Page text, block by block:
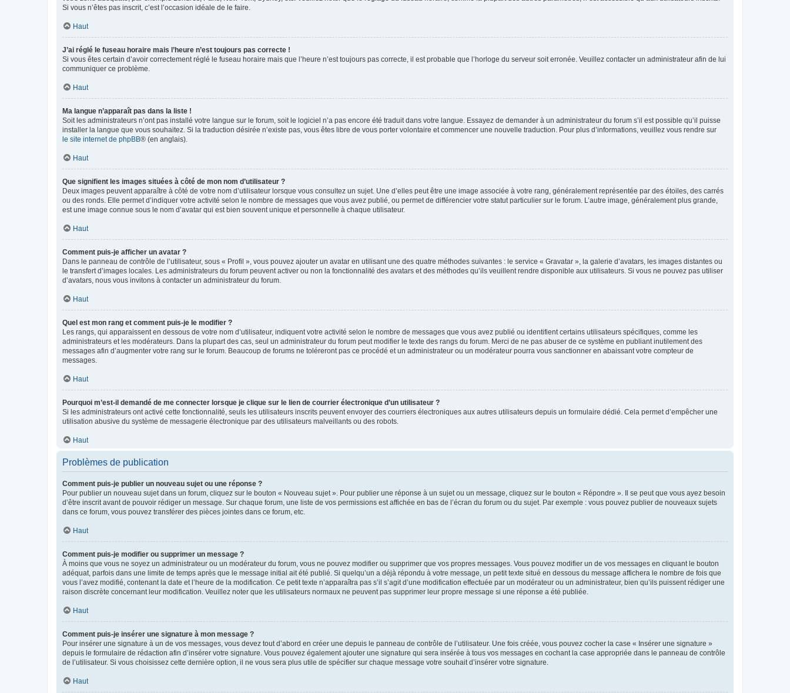
Si vous n’êtes pas inscrit, c’est l’occasion idéale de le faire.
Haut
J’ai réglé le fuseau horaire mais l’heure n’est toujours pas correcte !
Si vous êtes certain d’avoir correctement réglé le fuseau horaire mais que l’heure n’est toujours pas correcte, il est probable que l’horloge du serveur soit erronée. Veuillez contacter un administrateur afin de lui
communiquer ce problème.
Haut
Ma langue n’apparaît pas dans la liste !
Soit les administrateurs n’ont pas installé votre langue sur le forum, soit le logiciel n’a pas encore été traduit dans votre langue. Essayez de demander à un administrateur du forum s’il est possible qu’il puisse
installer la langue que vous souhaitez. Si la traduction désirée n’existe pas, vous êtes libre de vous porter volontaire et commencer une nouvelle traduction. Pour plus d’informations, veuillez vous rendre sur
le site internet de phpBB® (en anglais).
Haut
Que signifient les images situées à côté de mon nom d’utilisateur ?
Deux images peuvent apparaître à côté de votre nom d’utilisateur lorsque vous consultez un sujet. Une d’elles peut être une image associée à votre rang, généralement représentée par des étoiles, des carrés
ou des ronds. Elle permet d’indiquer votre activité selon le nombre de messages que vous avez publié, ou permet de différencier votre statut particulier sur le forum. L’autre image, généralement plus grande,
est une image connue sous le nom d’avatar qui est bien souvent unique et personnelle à chaque utilisateur.
Haut
Comment puis-je afficher un avatar ?
Dans le panneau de contrôle de l’utilisateur, sous « Profil », vous pouvez ajouter un avatar en utilisant une des quatre méthodes suivantes : le service « Gravatar », la galerie d’avatars, les images distantes ou
le transfert d’images locales. Les administrateurs du forum peuvent activer ou non la fonctionnalité des avatars et des méthodes qu’ils veuillent rendre disponible aux utilisateurs. Si vous ne pouvez pas utiliser
d’avatars, nous vous invitons à contacter un administrateur du forum.
Haut
Quel est mon rang et comment puis-je le modifier ?
Les rangs, qui apparaissent en dessous de votre nom d’utilisateur, indiquent votre activité selon le nombre de messages que vous avez publié ou identifient certains utilisateurs spécifiques, comme les
administrateurs et les modérateurs. Dans la plupart des cas, seul un administrateur du forum peut modifier le texte des rangs du forum. Merci de ne pas abuser de ce système en publiant inutilement des
messages afin d’augmenter votre rang sur le forum. Beaucoup de forums ne toléreront pas ce procédé et un administrateur ou un modérateur pourra vous sanctionner en abaissant votre compteur de
messages.
Haut
Pourquoi m’est-il demandé de me connecter lorsque je clique sur le lien de courrier électronique d’un utilisateur ?
Si les administrateurs ont activé cette fonctionnalité, seuls les utilisateurs inscrits peuvent envoyer des courriers électroniques aux autres utilisateurs depuis un formulaire dédié. Cela permet d’empêcher une
utilisation abusive du système de messagerie électronique par des utilisateurs malveillants ou des robots.
Haut
Problèmes de publication
Comment puis-je publier un nouveau sujet ou une réponse ?
Pour publier un nouveau sujet dans un forum, cliquez sur le bouton « Nouveau sujet ». Pour publier une réponse à un sujet ou un message, cliquez sur le bouton « Répondre ». Il se peut que vous ayez besoin
d’être inscrit avant de pouvoir rédiger un message. Sur chaque forum, une liste de vos permissions est affichée en bas de l’écran du forum ou du sujet. Par exemple : vous pouvez publier de nouveaux sujets
dans ce forum, vous pouvez transférer des pièces jointes dans ce forum, etc.
Haut
Comment puis-je modifier ou supprimer un message ?
À moins que vous ne soyez un administrateur ou un modérateur du forum, vous ne pouvez modifier ou supprimer que vos propres messages. Vous pouvez modifier un de vos messages en cliquant le bouton
adéquat, parfois dans une limite de temps après que le message initial ait été publié. Si quelqu’un a déjà répondu à votre message, un petit texte situé en dessous du message affichera le nombre de fois que
vous l’avez modifié, contenant la date et l’heure de la modification. Ce petit texte n’apparaîtra pas s’il s’agit d’une modification effectuée par un modérateur ou un administrateur, bien qu’ils puissent rédiger une
raison discrète concernant leur modification. Veuillez noter que les utilisateurs normaux ne peuvent pas supprimer leur propre message si une réponse a été publiée.
Haut
Comment puis-je insérer une signature à mon message ?
Pour insérer une signature à un de vos messages, vous devez tout d’abord en créer une depuis le panneau de contrôle de l’utilisateur. Une fois créée, vous pouvez cocher la case « Insérer une signature »
depuis le formulaire de rédaction afin d’insérer votre signature. Vous pouvez également ajouter une signature qui sera insérée à tous vos messages en cochant la case appropriée dans le panneau de contrôle
de l’utilisateur. Si vous choisissez cette dernière option, il ne vous sera plus utile de spécifier sur chaque message votre souhait d’insérer votre signature.
Haut